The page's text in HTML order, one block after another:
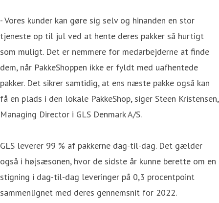
- Vores kunder kan gøre sig selv og hinanden en stor
tjeneste op til jul ved at hente deres pakker så hurtigt
som muligt. Det er nemmere for medarbejderne at finde
dem, når PakkeShoppen ikke er fyldt med uafhentede
pakker. Det sikrer samtidig, at ens næste pakke også kan
få en plads i den lokale PakkeShop, siger Steen Kristensen,
Managing Director i GLS Denmark A/S.
GLS leverer 99 % af pakkerne dag-til-dag. Det gælder
også i højsæsonen, hvor de sidste år kunne berette om en
stigning i dag-til-dag leveringer på 0,3 procentpoint
sammenlignet med deres gennemsnit for 2022.